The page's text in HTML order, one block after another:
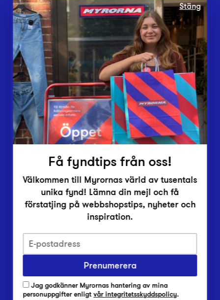
Webbshop
Butiker
Lämna in
Vårt överskott
Inlämningsplatser
Om Myrorna
Lediga jobb
Pressrum
Integritetsskyddspolicy
Har du frågor om onlineköp, leverans eller retur?
Har du frågor om vår verksamhet?
Vanliga frågor om Myrorna
Stäng
Få fyndtips från oss!
Välkommen till Myrornas värld av tusentals
unika fynd! Lämna din mejl och få
förstatjing på webbshopstips, nyheter och
inspiration.
Prenumerera
Jag godkänner Myrornas hantering av mina
personuppgifter enligtvår integritetsskyddspolicy.